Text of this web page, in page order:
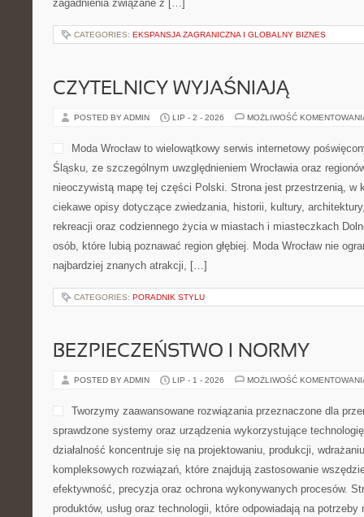
zagadnienia związane z […]
CATEGORIES: EKSPANSJA ZAGRANICZNA I GLOBALNY BIZNES
CZYTELNICY WYJAŚNIAJĄ
POSTED BY ADMIN LIP - 2 - 2026 MOŻLIWOŚĆ
Moda Wrocław to wielowątkowy serwis internetowy
Śląsku, ze szczególnym uwzględnieniem Wrocławia oraz
nieoczywistą mapę tej części Polski. Strona jest przestrzenią, w
ciekawe opisy dotyczące zwiedzania, historii, kultury,
rekreacji oraz codziennego życia w miastach i miasteczkach
osób, które lubią poznawać region głębiej. Moda Wrocław nie
najbardziej znanych atrakcji, […]
CATEGORIES: PORADNIK STYLU
BEZPIECZEŃSTWO I NORMY
POSTED BY ADMIN LIP - 1 - 2026 MOŻLIWOŚĆ
Tworzymy zaawansowane rozwiązania przeznaczone dla
sprawdzone systemy oraz urządzenia wykorzystujące
działalność koncentruje się na projektowaniu, produkcji,
kompleksowych rozwiązań, które znajdują zastosowanie
efektywność, precyzja oraz ochrona wykonywanych procesów.
produktów, usług oraz technologii, które odpowiadają na potrzeby